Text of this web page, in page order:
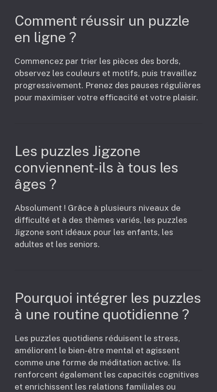
Comment réussir un puzzle
en ligne ?
Commencez par trier les pièces des bords,
observez les couleurs et motifs, puis travaillez
progressivement. Prenez des pauses régulières
pour maximiser votre efficacité et votre plaisir.
Les puzzles Jigzone
conviennent-ils à tous les
âges ?
Absolument ! Grâce à plusieurs niveaux de
difficulté et à des thèmes variés, les puzzles
Jigzone sont idéaux pour les enfants, les
adultes et les seniors.
Pourquoi intégrer les puzzles
à une routine quotidienne ?
Les puzzles quotidiens réduisent le stress,
améliorent le bien-être mental et agissent
comme une forme de méditation active. Ils
renforcent également les capacités cognitives
et enrichissent les relations familiales ou